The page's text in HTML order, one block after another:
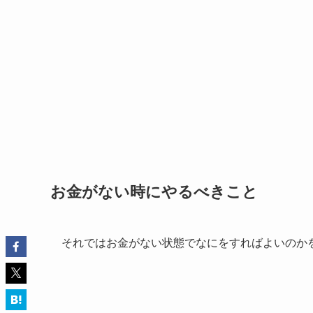
お金がない時にやるべきこと
それではお金がない状態でなにをすればよいのか